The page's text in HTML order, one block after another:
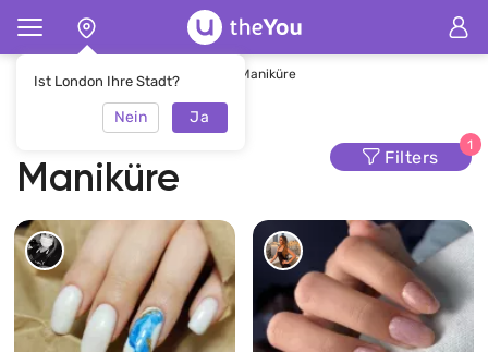
Ist London Ihre Stadt?
Nein Ja
Hauptseite Maniküre Glimmer-Maniküre
Glimmer-
Maniküre
Filters
1